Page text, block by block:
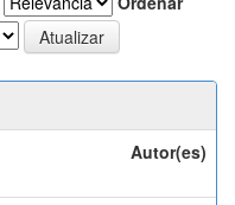
Autor(es)